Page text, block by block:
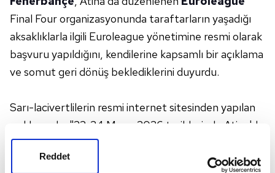
Reddet
Final Four organizasyonunda taraftarların yaşadığı
aksaklıklarla ilgili Euroleague yönetimine resmi olarak
başvuru yapıldığını, kendilerine kapsamlı bir açıklama
ve somut geri dönüş beklediklerini duyurdu.
Sarı-lacivertlilerin resmi internet sitesinden yapılan
açıklamada, "22-24 Mayıs 2026 tarihlerinde Atina'da
düzenlenen EuroLeague Final Four organizasyonu
kapsamında, özellikle yarı final karşılaşması